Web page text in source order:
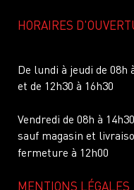
HORAIRES
De lundi à jeudi de 08h
et de 12h30 à 16h30
Vendredi de 08h à 14h30
sauf magasin et
fermeture à 12h00
MENTIONS LÉGALES